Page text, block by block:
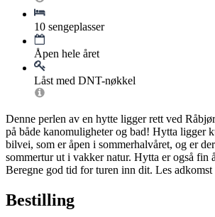
10 sengeplasser
Åpen hele året
Låst med DNT-nøkkel
Denne perlen av en hytte ligger rett ved
på både kanomuligheter og bad! Hytta ligger
bilvei, som er åpen i sommerhalvåret, og er
sommertur ut i vakker natur. Hytta er også fin
Beregne god tid for turen inn dit. Les
Bestilling